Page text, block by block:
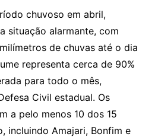
chuvoso em abril,
situação alarmante, com
de chuvas até o dia
representa cerca de 90%
para todo o mês,
Civil estadual. Os
a pelo menos 10 dos 15
incluindo Amajari, Bonfim e